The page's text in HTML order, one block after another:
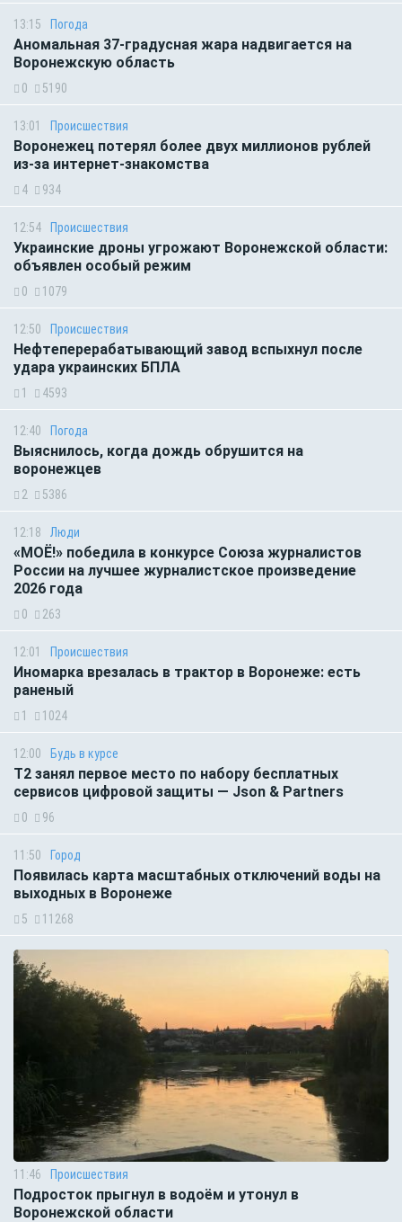
13:15 Погода
Аномальная 37-градусная жара надвигается на
Воронежскую область
0 5190
13:01 Происшествия
Воронежец потерял более двух миллионов рублей
из-за интернет-знакомства
4 934
12:54 Происшествия
Украинские дроны угрожают Воронежской области:
объявлен особый режим
0 1079
12:50 Происшествия
Нефтеперерабатывающий завод вспыхнул после
удара украинских БПЛА
1 4593
12:40 Погода
Выяснилось, когда дождь обрушится на
воронежцев
2 5386
12:18 Люди
«МОЁ!» победила в конкурсе Союза журналистов
России на лучшее журналистское произведение
2026 года
0 263
12:01 Происшествия
Иномарка врезалась в трактор в Воронеже: есть
раненый
1 1024
12:00 Будь в курсе
Т2 занял первое место по набору бесплатных
сервисов цифровой защиты — Json & Partners
0 96
11:50 Город
Появилась карта масштабных отключений воды на
выходных в Воронеже
5 11268
11:46 Происшествия
Подросток прыгнул в водоём и утонул в
Воронежской области